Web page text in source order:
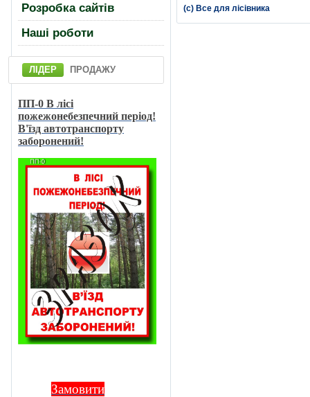
(с) Все для лісівника
Розробка сайтів
Нашi роботи
ЛІДЕР ПРОДАЖУ
ПП-0 В лici
пожежонебезпечний перiод!
В'їзд автотранспорту
заборонений!
Замовити